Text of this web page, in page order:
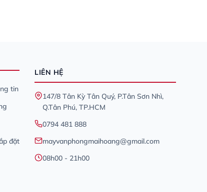
tin
đặt
LIÊN HỆ
147/8 Tân Kỳ Tân Quý, P.Tân Sơn Nhì,
Q.Tân Phú, TP.HCM
0794 481 888
mayvanphongmaihoang@gmail.com
08h00 - 21h00